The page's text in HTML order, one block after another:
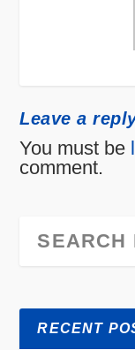
Leave a
You must be
comment.
RECENT